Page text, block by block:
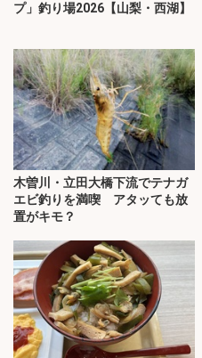
プ」釣り場2026【山梨・西湖】
木曽川・立田大橋下流でテナガ
エビ釣りを満喫 アタッても放
置がキモ？